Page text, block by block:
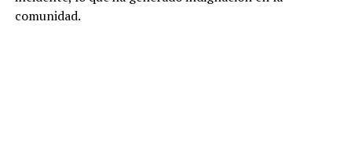
comunidad.